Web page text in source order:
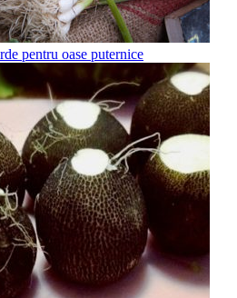
pentru oase puternice